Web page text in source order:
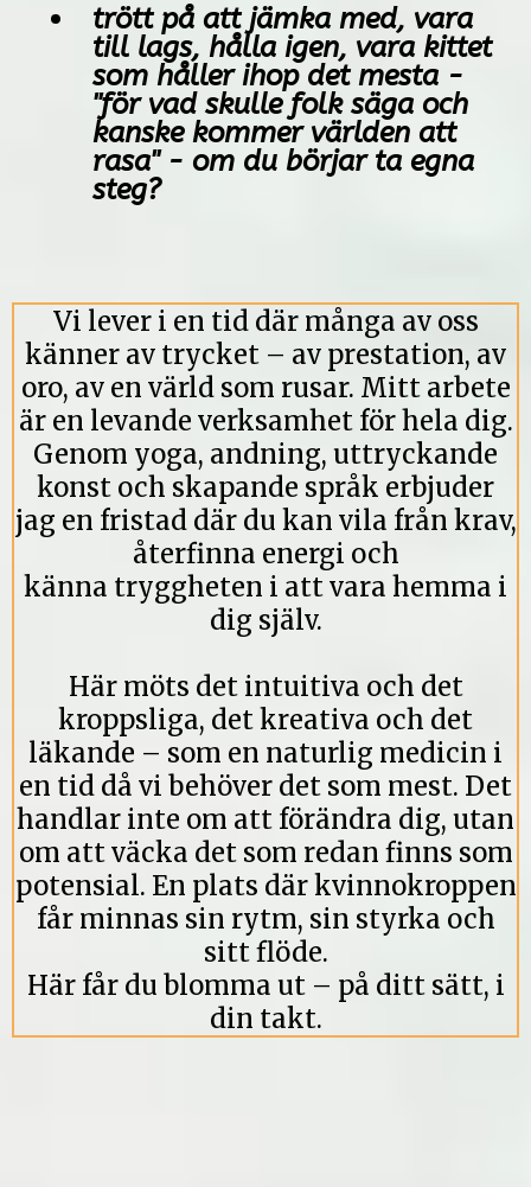
trött på att jämka med, vara
till lags, hålla igen, vara kittet
som håller ihop det mesta -
"för vad skulle folk säga och
kanske kommer världen att
rasa" - om du börjar ta egna
steg?
Vi lever i en tid där många av oss
känner av trycket – av prestation, av
oro, av en värld som rusar. Mitt arbete
är en levande verksamhet för hela dig.
Genom yoga, andning, uttryckande
konst och skapande språk erbjuder
jag en fristad där du kan vila från krav,
återfinna energi och
känna tryggheten i att vara hemma i
dig själv.
Här möts det intuitiva och det
kroppsliga, det kreativa och det
läkande – som en naturlig medicin i
en tid då vi behöver det som mest. Det
handlar inte om att förändra dig, utan
om att väcka det som redan finns som
potensial. En plats där kvinnokroppen
får minnas sin rytm, sin styrka och
sitt flöde.
Här får du blomma ut – på ditt sätt, i
din takt.